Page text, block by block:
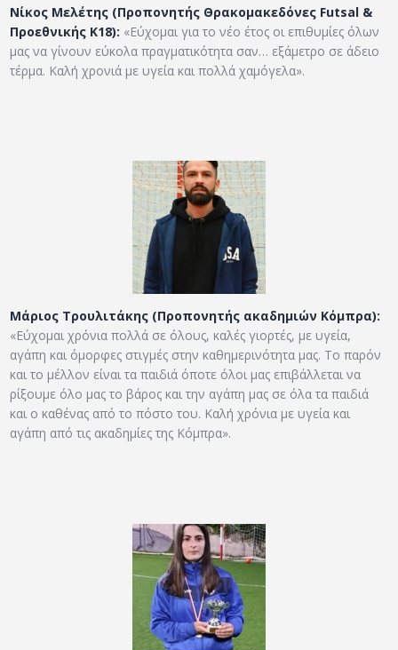
Νίκος Μελέτης (Προπονητής Θρακομακεδόνες Futsal &
Προεθνικής Κ18): «Εύχομαι για το νέο έτος οι επιθυμίες όλων
μας να γίνουν εύκολα πραγματικότητα σαν… εξάμετρο σε άδειο
τέρμα. Καλή χρονιά με υγεία και πολλά χαμόγελα».
Μάριος Τρουλιτάκης (Προπονητής ακαδημιών Κόμπρα):
«Εύχομαι χρόνια πολλά σε όλους, καλές γιορτές, με υγεία,
αγάπη και όμορφες στιγμές στην καθημερινότητα μας. Το παρόν
και το μέλλον είναι τα παιδιά όποτε όλοι μας επιβάλλεται να
ρίξουμε όλο μας το βάρος και την αγάπη μας σε όλα τα παιδιά
και ο καθένας από το πόστο του. Καλή χρόνια με υγεία και
αγάπη από τις ακαδημίες της Κόμπρα».